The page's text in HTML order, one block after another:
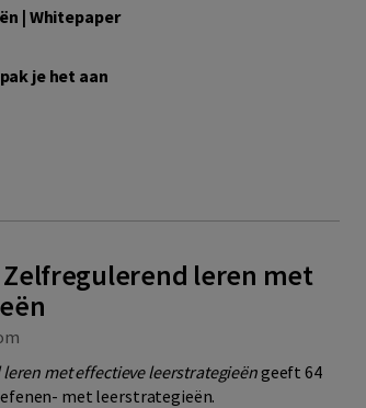
| Whitepaper
je het aan
leren met
met effectieve leerstrategieëngeeft 64
met leerstrategieën.